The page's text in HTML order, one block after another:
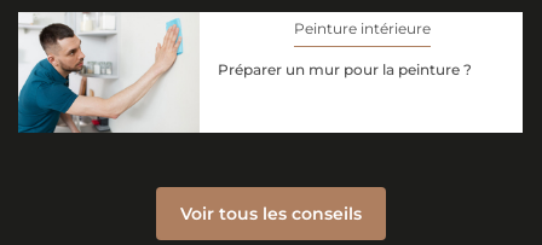
Peinture intérieure
Préparer un mur pour la peinture ?
Voir tous les conseils